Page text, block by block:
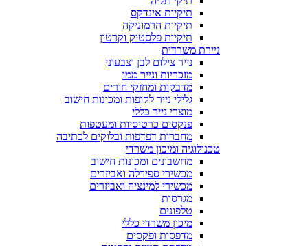
תיקיות אינדקס
תיקיות הרמוניקה
תיקיות פלסטיק וקרטון
ניירת משרדית
נייר צילום לבן וצבעוני
מזכריות ונייר ממו
מדבקות ומחזקי חורים
גלילי נייר לקופות ומכונות חישוב
מוצרי נייר כללי
פנקסים כרטיסיות ומעטפות
מחברות דפדפות ובלוקים לכתיבה
טכנולוגיה ומיכון משרדי
מחשבונים ומכונות חישוב
מכשירי ספירלה ואביזרים
מכשירי למינציה ואביזרים
מגרסות
טלפונים
מיכון משרדי כללי
מדפסות ופקסים